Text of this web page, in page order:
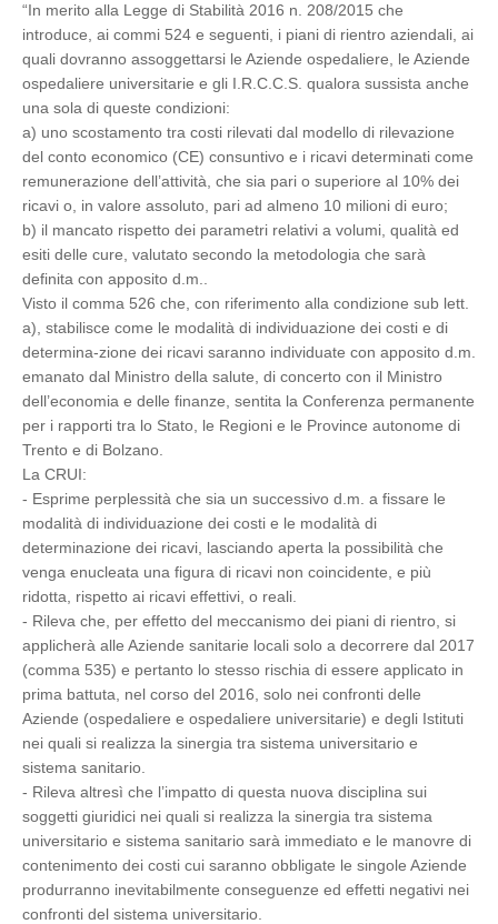
“In merito alla Legge di Stabilità 2016 n. 208/2015 che
introduce, ai commi 524 e seguenti, i piani di rientro aziendali, ai
quali dovranno assoggettarsi le Aziende ospedaliere, le Aziende
ospedaliere universitarie e gli I.R.C.C.S. qualora sussista anche
una sola di queste condizioni:
a) uno scostamento tra costi rilevati dal modello di rilevazione
del conto economico (CE) consuntivo e i ricavi determinati come
remunerazione dell’attività, che sia pari o superiore al 10% dei
ricavi o, in valore assoluto, pari ad almeno 10 milioni di euro;
b) il mancato rispetto dei parametri relativi a volumi, qualità ed
esiti delle cure, valutato secondo la metodologia che sarà
definita con apposito d.m..
Visto il comma 526 che, con riferimento alla condizione sub lett.
a), stabilisce come le modalità di individuazione dei costi e di
determina-zione dei ricavi saranno individuate con apposito d.m.
emanato dal Ministro della salute, di concerto con il Ministro
dell’economia e delle finanze, sentita la Conferenza permanente
per i rapporti tra lo Stato, le Regioni e le Province autonome di
Trento e di Bolzano.
La CRUI:
- Esprime perplessità che sia un successivo d.m. a fissare le
modalità di individuazione dei costi e le modalità di
determinazione dei ricavi, lasciando aperta la possibilità che
venga enucleata una figura di ricavi non coincidente, e più
ridotta, rispetto ai ricavi effettivi, o reali.
- Rileva che, per effetto del meccanismo dei piani di rientro, si
applicherà alle Aziende sanitarie locali solo a decorrere dal 2017
(comma 535) e pertanto lo stesso rischia di essere applicato in
prima battuta, nel corso del 2016, solo nei confronti delle
Aziende (ospedaliere e ospedaliere universitarie) e degli Istituti
nei quali si realizza la sinergia tra sistema universitario e
sistema sanitario.
- Rileva altresì che l’impatto di questa nuova disciplina sui
soggetti giuridici nei quali si realizza la sinergia tra sistema
universitario e sistema sanitario sarà immediato e le manovre di
contenimento dei costi cui saranno obbligate le singole Aziende
produrranno inevitabilmente conseguenze ed effetti negativi nei
confronti del sistema universitario.